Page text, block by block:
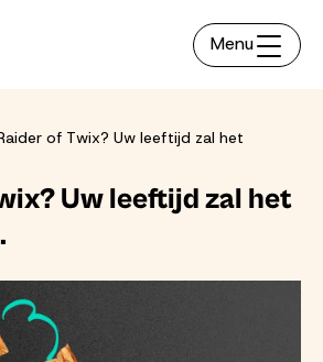
Menu
of Twix? Uw leeftijd zal het
Uw leeftijd zal het